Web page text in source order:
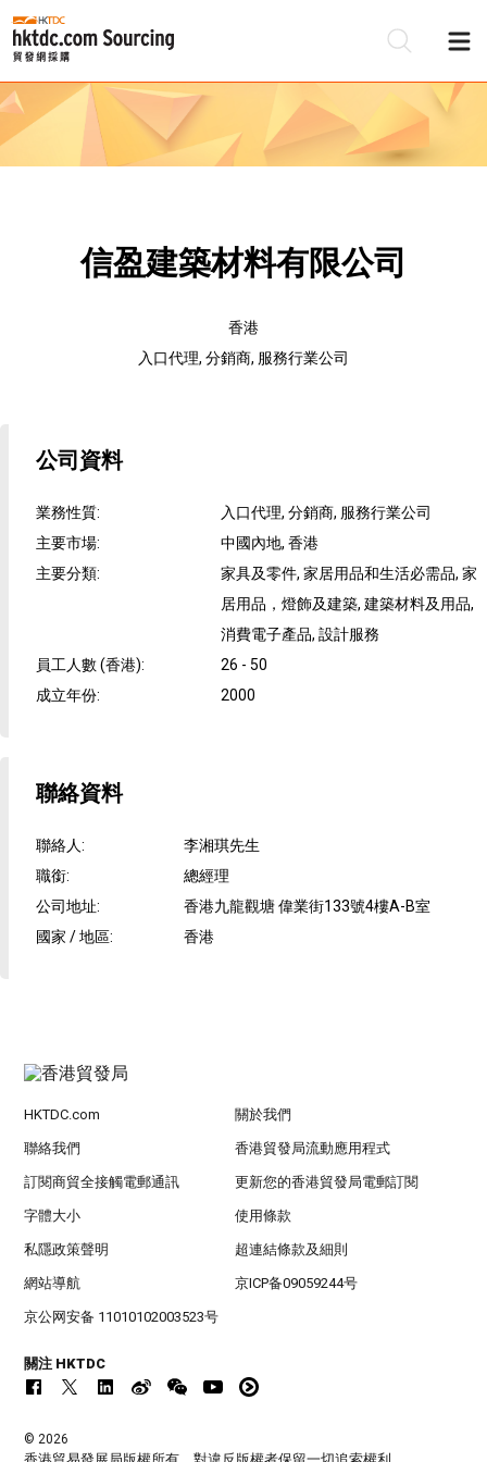
信盈建築材料有限公司
香港
入口代理, 分銷商, 服務行業公司
公司資料
業務性質:
入口代理, 分銷商, 服務行業公司
主要市場:
中國內地, 香港
主要分類:
家具及零件, 家居用品和生活必需品, 家
居用品，燈飾及建築, 建築材料及用品,
消費電子產品, 設計服務
員工人數 (香港):
26 - 50
成立年份: 2000
聯絡資料
聯絡人:
李湘琪先生
職銜:
總經理
公司地址:
香港九龍觀塘 偉業街133號4樓A-B室
國家 / 地區: 香港
HKTDC.com 關於我們
聯絡我們 香港貿發局流動應用程式
訂閱商貿全接觸電郵通訊 更新您的香港貿發局電郵訂閱
字體大小 使用條款
私隱政策聲明 超連結條款及細則
網站導航 京ICP备09059244号
京公网安备 11010102003523号
關注 HKTDC
© 2026